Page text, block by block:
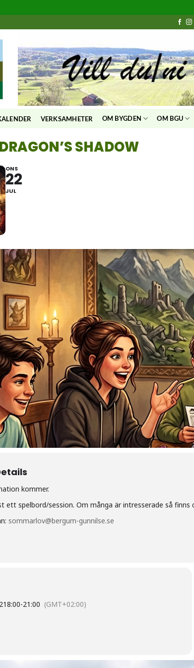
VERKSAMHETER OM BYGDEN OM BGU
SHADOW
ONS
22
JUL
kommer.
ett spelbord/session. Om många är intresserade så
sommarlov@bergum-gunnilse.se
18:00-21:00 (GMT+02:00)